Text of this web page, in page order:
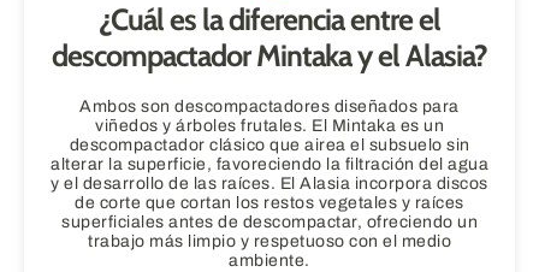
¿Cuál es la diferencia entre el
descompactador Mintaka y el Alasia?
Ambos son descompactadores diseñados para
viñedos y árboles frutales. El Mintaka es un
descompactador clásico que airea el subsuelo sin
alterar la superficie, favoreciendo la filtración del agua
y el desarrollo de las raíces. El Alasia incorpora discos
de corte que cortan los restos vegetales y raíces
superficiales antes de descompactar, ofreciendo un
trabajo más limpio y respetuoso con el medio
ambiente.